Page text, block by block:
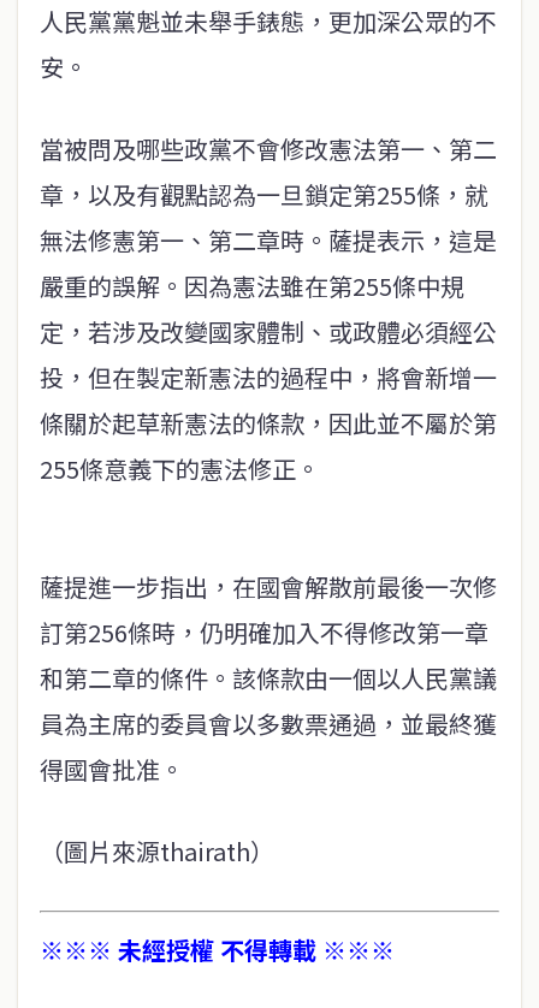
人民黨黨魁並未舉手錶態，更加深公眾的不
安。
當被問及哪些政黨不會修改憲法第一、第二
章，以及有觀點認為一旦鎖定第255條，就
無法修憲第一、第二章時。薩提表示，這是
嚴重的誤解。因為憲法雖在第255條中規
定，若涉及改變國家體制、或政體必須經公
投，但在製定新憲法的過程中，將會新增一
條關於起草新憲法的條款，因此並不屬於第
255條意義下的憲法修正。
薩提進一步指出，在國會解散前最後一次修
訂第256條時，仍明確加入不得修改第一章
和第二章的條件。該條款由一個以人民黨議
員為主席的委員會以多數票通過，並最終獲
得國會批准。
（圖片來源thairath）
※※※ 未經授權 不得轉載 ※※※